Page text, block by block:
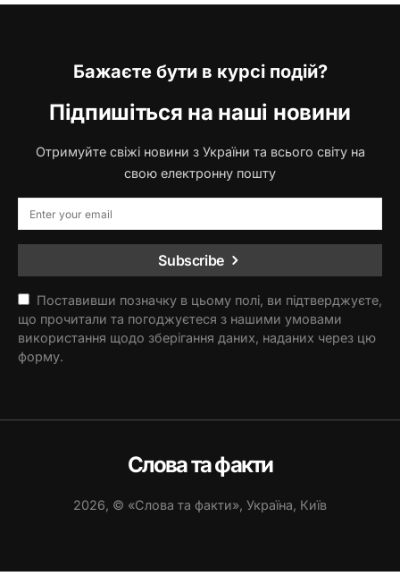
Бажаєте бути в курсі подій?
Підпишіться на наші новини
Отримуйте свіжі новини з України та всього світу на
свою електронну пошту
Subscribe
Поставивши позначку в цьому полі, ви підтверджуєте,
що прочитали та погоджуєтеся з нашими умовами
використання щодо зберігання даних, наданих через цю
форму.
Слова та факти
2026, © «Слова та факти», Україна, Київ